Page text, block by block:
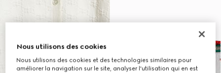
Nous utilisons des cookies
Nous utilisons des cookies et des technologies similaires pour
améliorer la navigation sur le site, analyser l'utilisation qui en est